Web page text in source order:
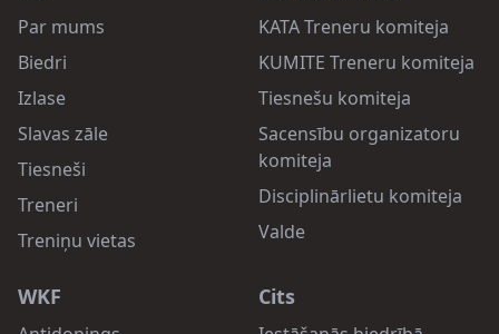
Par mums
Biedri
Izlase
Slavas zāle
Tiesneši
Treneri
Treniņu vietas
KATA Treneru komiteja
KUMITE Treneru komiteja
Tiesnešu komiteja
Sacensību organizatoru
komiteja
Disciplinārlietu komiteja
Valde
WKF Cits